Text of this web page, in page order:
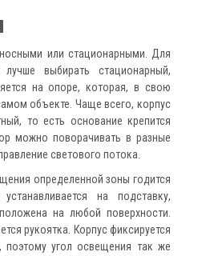
или стационарными. Для
выбирать стационарный,
на опоре, которая, в свою
объекте. Чаще всего, корпус
то есть основание крепится
можно поворачивать в разные
светового потока.
определенной зоны годится
на подставку,
на любой поверхности.
рукоятка. Корпус фиксируется
поэтому угол освещения так же